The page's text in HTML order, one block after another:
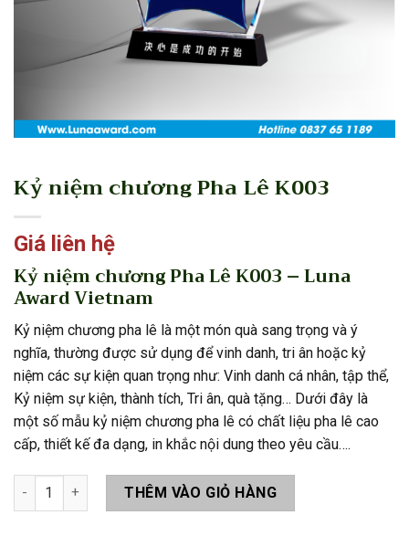
Kỷ niệm chương Pha Lê K003
Giá liên hệ
Kỷ niệm chương Pha Lê K003 – Luna
Award Vietnam
Kỷ niệm chương pha lê là một món quà sang trọng và ý
nghĩa, thường được sử dụng để vinh danh, tri ân hoặc kỷ
niệm các sự kiện quan trọng như: Vinh danh cá nhân, tập thể,
Kỷ niệm sự kiện, thành tích, Tri ân, quà tặng… Dưới đây là
một số mẫu kỷ niệm chương pha lê có chất liệu pha lê cao
cấp, thiết kế đa dạng, in khắc nội dung theo yêu cầu….
Kỷ niệm chương Pha Lê K003 số lượng
THÊM VÀO GIỎ HÀNG